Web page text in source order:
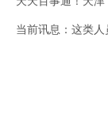
当前讯息：这类